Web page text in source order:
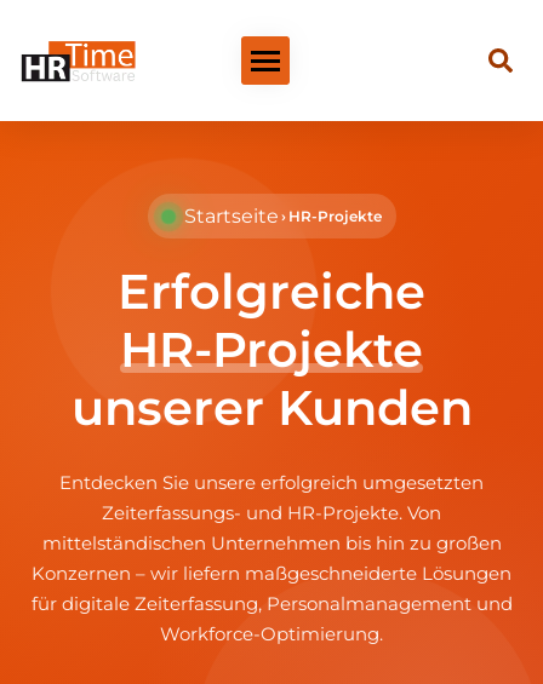
Startseite › HR-Projekte
Erfolgreiche
HR-Projekte
unserer Kunden
Entdecken Sie unsere erfolgreich umgesetzten
Zeiterfassungs- und HR-Projekte. Von
mittelständischen Unternehmen bis hin zu großen
Konzernen – wir liefern maßgeschneiderte Lösungen
für digitale Zeiterfassung, Personalmanagement und
Workforce-Optimierung.